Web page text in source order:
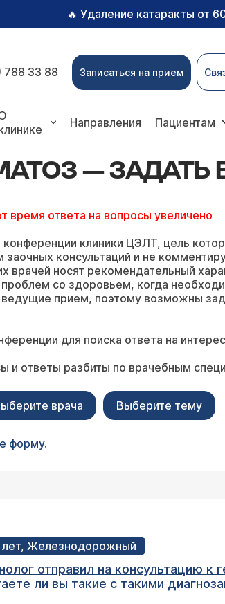
🔥 Удаление катаракты от
788 33 88 Записаться на прием
Направления Пациентам
— ЗАДАТЬ
время ответа на вопросы увеличено
клиники ЦЭЛТ, цель
консультаций и не
носят рекомендательный
со здоровьем, когда
прием, поэтому возможны
для поиска ответа на
и ответы разбиты по врачебным
врача Выберите тему
форму.
Железнодорожный
отправил на консультацию
ли вы такие с такими